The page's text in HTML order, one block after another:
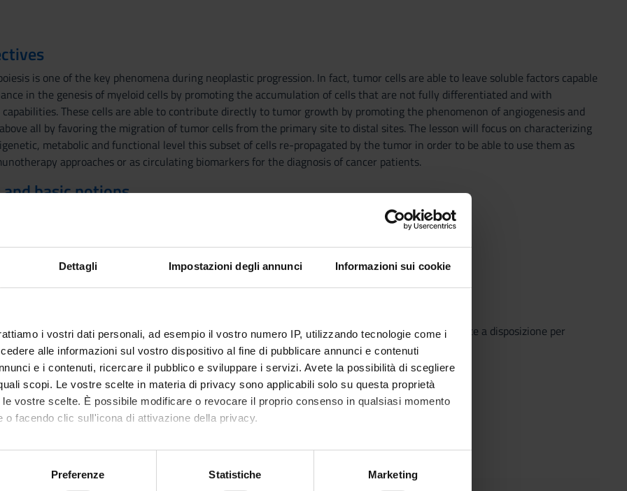
Dettagli Impostazioni degli annunci Informazioni sui cookie
i vostri dati personali, ad esempio il vostro numero IP, utilizzando tecnologie come i
alle informazioni sul vostro dispositivo al fine di pubblicare annunci e contenuti
e i contenuti, ricercare il pubblico e sviluppare i servizi. Avete la possibilità di scegliere
scopi. Le vostre scelte in materia di privacy sono applicabili solo su questa proprietà
vostre scelte. È possibile modificare o revocare il proprio consenso in qualsiasi momento
o facendo clic sull'icona di attivazione della privacy.
anche:
sulla tua posizione geografica, con un'approssimazione di qualche metro,
Preferenze Statistiche Marketing
is one of the key phenomena during neoplastic progression. In fact, tumor cells are able to leave soluble factors capable
in the genesis of myeloid cells by promoting the accumulation of cells that are not fully differentiated and with
These cells are able to contribute directly to tumor growth by promoting the phenomenon of angiogenesis and
all by favoring the migration of tumor cells from the primary site to distal sites. The lesson will focus on characterizing
metabolic and functional level this subset of cells re-propagated by the tumor in order to be able to use them as
approaches or as circulating biomarkers for the diagnosis of cancer patients.
basic notions
pathology
Visualizza la bibliografia con Leganto, strumento che il Sistema Bibliotecario mette a disposizione per
recuperare i testi in programma d'esame in modo semplice e innovativo.